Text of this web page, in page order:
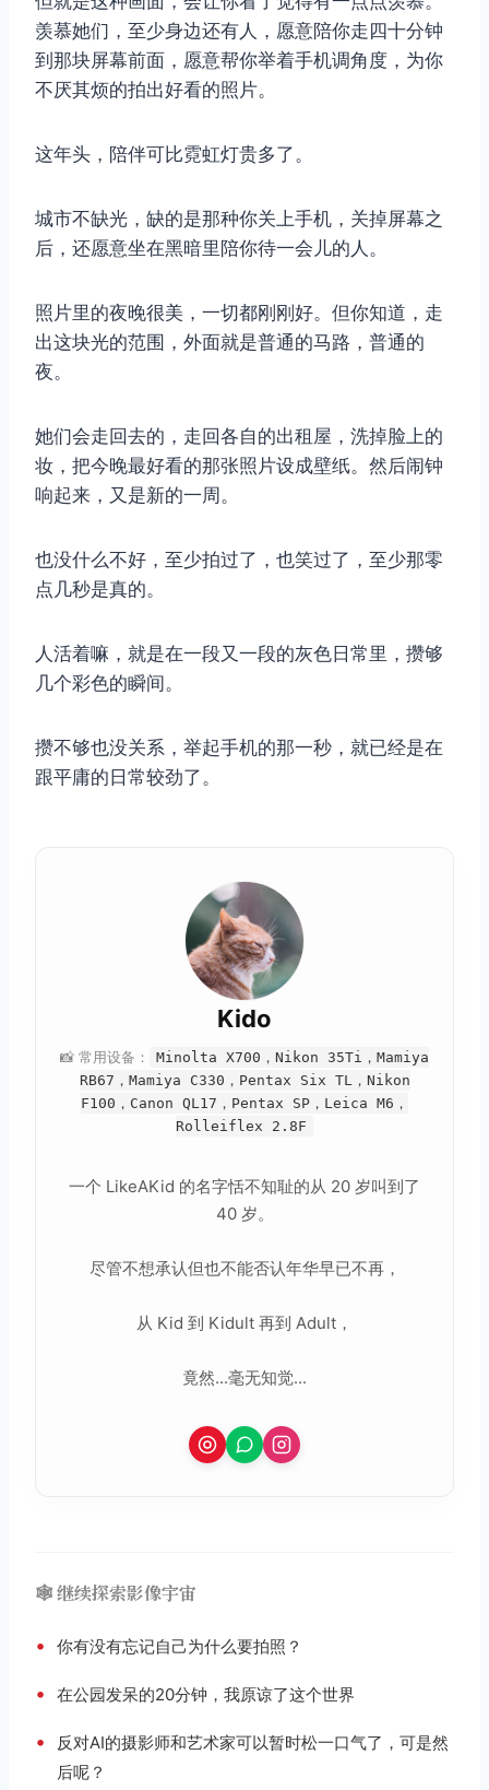
羡慕她们，至少身边还有人，愿意陪你走四十分钟
到那块屏幕前面，愿意帮你举着手机调角度，为你
不厌其烦的拍出好看的照片。
这年头，陪伴可比霓虹灯贵多了。
城市不缺光，缺的是那种你关上手机，关掉屏幕之
后，还愿意坐在黑暗里陪你待一会儿的人。
照片里的夜晚很美，一切都刚刚好。但你知道，走
出这块光的范围，外面就是普通的马路，普通的
夜。
她们会走回去的，走回各自的出租屋，洗掉脸上的
妆，把今晚最好看的那张照片设成壁纸。然后闹钟
响起来，又是新的一周。
也没什么不好，至少拍过了，也笑过了，至少那零
点几秒是真的。
人活着嘛，就是在一段又一段的灰色日常里，攒够
几个彩色的瞬间。
攒不够也没关系，举起手机的那一秒，就已经是在
跟平庸的日常较劲了。
Kido
📸 常用设备：
Minolta X700，Nikon 35Ti，Mamiya
RB67，Mamiya C330，Pentax Six TL，Nikon
F100，Canon QL17，Pentax SP，Leica M6，
Rolleiflex 2.8F
一个 LikeAKid 的名字恬不知耻的从 20 岁叫到了
40 岁。
尽管不想承认但也不能否认年华早已不再，
从 Kid 到 Kidult 再到 Adult，
竟然...毫无知觉...
🕸️ 继续探索影像宇宙
• 你有没有忘记自己为什么要拍照？
• 在公园发呆的20分钟，我原谅了这个世界
•
反对AI的摄影师和艺术家可以暂时松一口气了，可是然
后呢？
取消